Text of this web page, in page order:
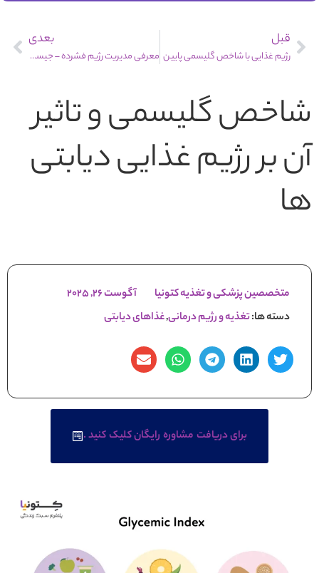
قبل
رژیم غذایی با شاخص گلیسمی پایین
بعدی
معرفی مدیریت رژیم فشرده – جیسون فانگ
شاخص گلیسمی و تاثیر
آن بر رژیم غذایی دیابتی
ها
متخصصین پزشکی و تغذیه کتونیا
آگوست 26, 2025
دسته ها:تغذیه و رژیم درمانی,غذاهای دیابتی
برای دریافت مشاوره رایگان کلیک کنید .